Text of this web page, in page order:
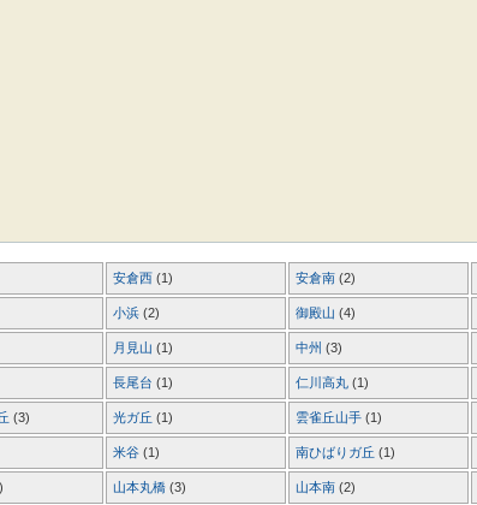
安倉西 (1) 安倉南 (2)
小浜 (2) 御殿山 (4)
月見山 (1) 中州 (3)
長尾台 (1) 仁川高丸 (1)
(3) 光ガ丘 (1) 雲雀丘山手 (1)
米谷 (1) 南ひばりガ丘 (1)
山本丸橋 (3) 山本南 (2)